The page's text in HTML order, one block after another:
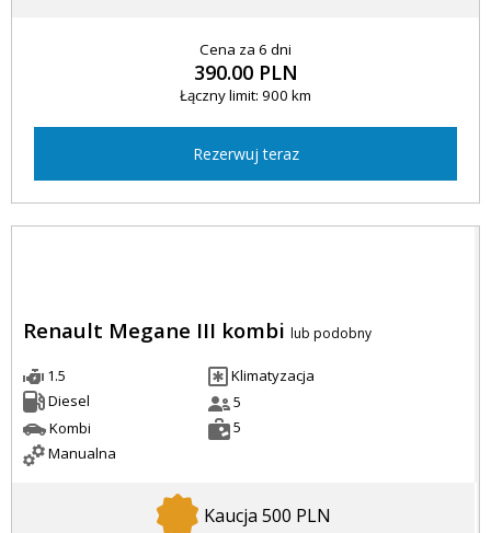
Cena za 6 dni
390.00 PLN
Łączny limit: 900 km
Rezerwuj teraz
Renault Megane III kombi lub podobny
1.5
Diesel
Kombi
Manualna
Klimatyzacja
5
5
Kaucja 500 PLN